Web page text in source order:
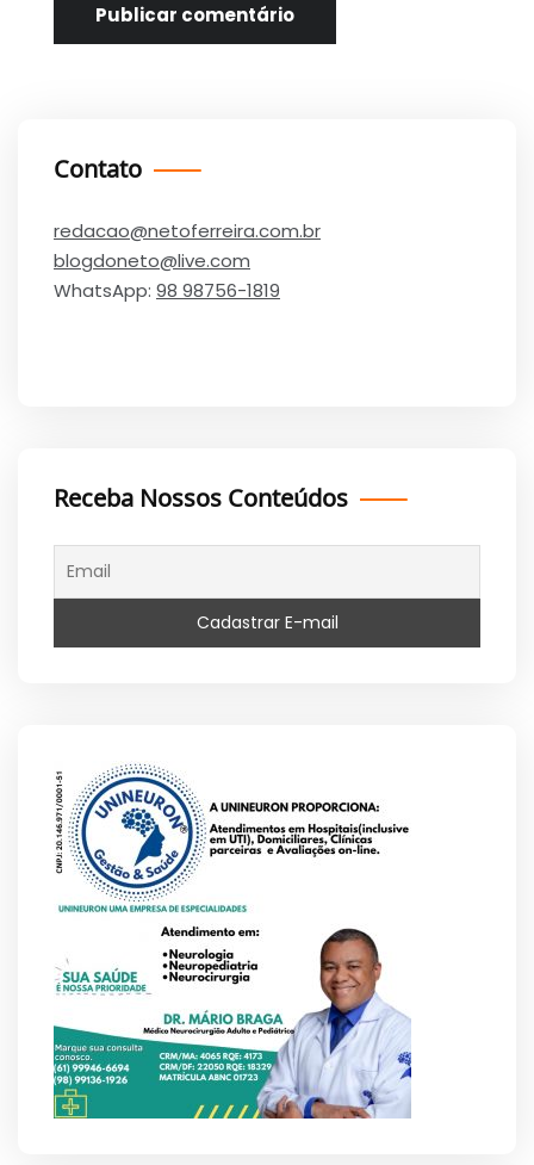
Contato
redacao@netoferreira.com.br
blogdoneto@live.com
WhatsApp: 98 98756-1819
Receba Nossos Conteúdos